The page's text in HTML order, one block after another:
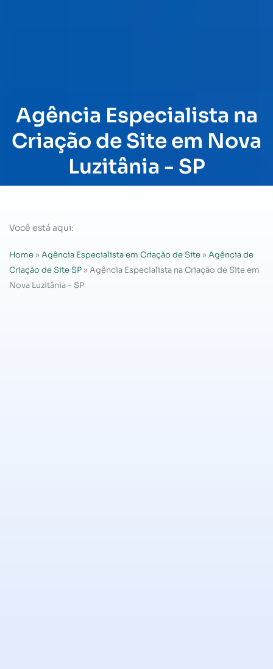
Agência Especialista na
Criação de Site em Nova
Luzitânia - SP
Você está aqui:
Home » Agência Especialista em Criação de Site » Agência de
Criação de Site SP » Agência Especialista na Criação de Site em
Nova Luzitânia – SP